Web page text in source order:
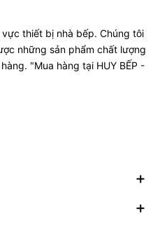
thiết bị nhà bếp. Chúng tôi
những sản phẩm chất lượng
"Mua hàng tại HUY BẾP -